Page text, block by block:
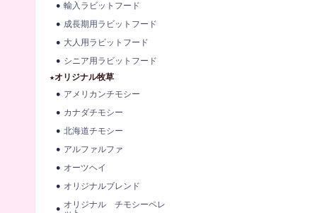
輸入ラビットフード
成長期用ラビットフード
大人用ラビットフード
シニア用ラビットフード
★オリジナル牧草
アメリカンチモシー
カナダチモシー
北海道チモシー
アルファルファ
オーツヘイ
オリジナルブレンド
オリジナル チモシーペレ